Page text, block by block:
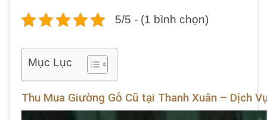
5/5 - (1 bình chọn)
Mục Lục
Thu Mua Giường Gỗ Cũ tại Thanh Xuân – Dịch